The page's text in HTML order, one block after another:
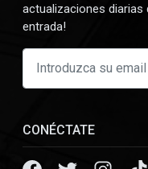
actualizaciones diarias
entrada!
CONÉCTATE